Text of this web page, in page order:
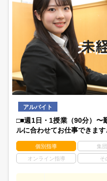
アルバイト
□■週1日・1授業（90分）〜
ルに合わせてお仕事できます
個別指導 集
オンライン指導 そ